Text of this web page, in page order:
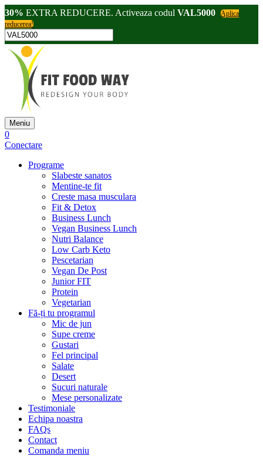
30% EXTRA REDUCERE. Activeaza codul VAL5000
Aplica
reducerea!
Meniu
0
Conectare
Programe
Slabeste sanatos
Mentine-te fit
Creste masa musculara
Fit & Detox
Business Lunch
Vegan Business Lunch
Nutri Balance
Low Carb Keto
Pescetarian
Vegan De Post
Junior FIT
Protein
Vegetarian
Fă-ți tu programul
Mic de jun
Supe creme
Gustari
Fel principal
Salate
Desert
Sucuri naturale
Mese personalizate
Testimoniale
Echipa noastra
FAQs
Contact
Comanda meniu